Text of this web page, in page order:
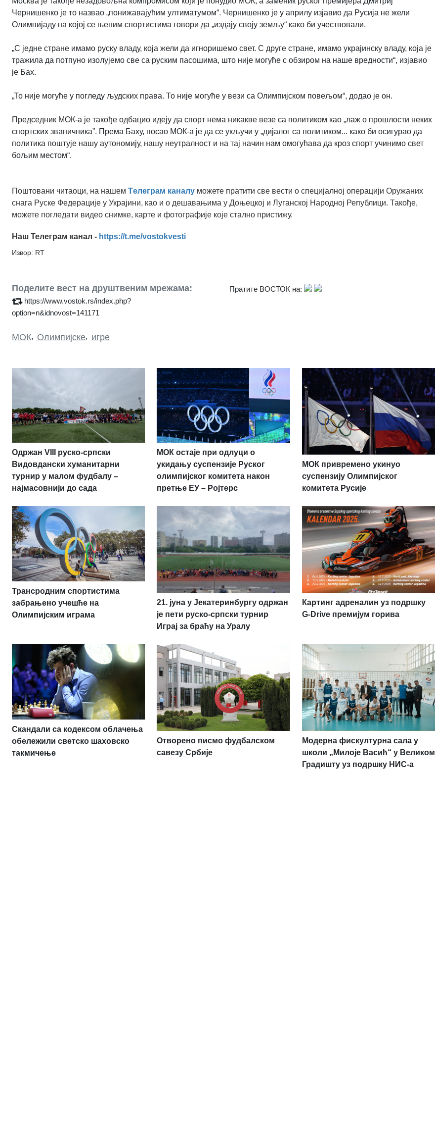
Чернишенко је то назвао „понижавајућим ултиматумом“. Чернишенко је у априлу изјавио да Русија не жели
Олимпијаду на којој се њеним спортистима говори да „издају своју земљу“ како би учествовали.
„С једне стране имамо руску владу, која жели да игноришемо свет. С друге стране, имамо украјинску владу, која је
тражила да потпуно изолујемо све са руским пасошима, што није могуће с обзиром на наше вредности“, изјавио
је Бах.
„То није могуће у погледу људских права. То није могуће у вези са Олимпијском повељом“, додао је он.
Председник МОК-а је такође одбацио идеју да спорт нема никакве везе са политиком као „лаж о прошлости неких
спортских званичника”. Према Баху, посао МОК-а је да се укључи у „дијалог са политиком... како би осигурао да
политика поштује нашу аутономију, нашу неутралност и на тај начин нам омогућава да кроз спорт учинимо свет
бољим местом“.
Поштовани читаоци, на нашем Tелеграм каналу можете пратити све вести о специјалној операцији Оружаних
снага Руске Федерације у Украјини, као и о дешавањима у Доњецкој и Луганској Народној Републици. Такође,
можете погледати видео снимке, карте и фотографије које стално пристижу.
Наш Телеграм канал - https://t.me/vostokvesti
Извор: RT
Поделите вест на друштвеним мрежама:
https://www.vostok.rs/index.php?
option=n&idnovost=141171
Пратите ВОСТОК на:
МОК, Олимпијске, игре
Одржан VIII руско-српски
Видовдански хуманитарни
турнир у малом фудбалу –
најмасовнији до сада
МОК остаје при одлуци о
укидању суспензије Руског
олимпијског комитета након
претње ЕУ – Ројтерс
МОК привремено укинуо
суспензију Олимпијског
комитета Русије
Трансродним спортистима
забрањено учешће на
Олимпијским играма
21. јуна у Јекатеринбургу одржан
је пети руско-српски турнир
Играј за браћу на Уралу
Картинг адреналин уз подршку
G-Drive премијум горива
Скандали са кодексом облачења
обележили светско шаховско
такмичење
Отворено писмо фудбалском
савезу Србије
Модерна фискултурна сала у
школи „Милоје Васић“ у Великом
Градишту уз подршку НИС-а